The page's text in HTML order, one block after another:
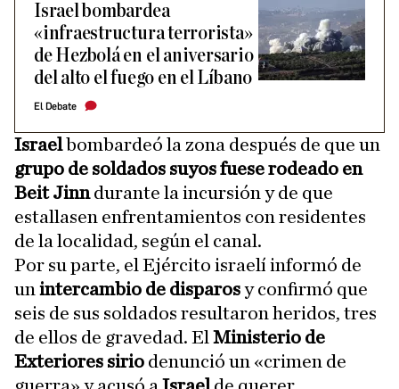
Israel bombardea
«infraestructura terrorista»
de Hezbolá en el aniversario
del alto el fuego en el Líbano
El Debate
Israelbombardeó la zona después de que un
grupo de soldados suyos fuese rodeado en
Beit Jinndurante la incursión y de que
estallasen enfrentamientos con residentes
de la localidad, según el canal.
Por su parte, el Ejército israelí informó de
un intercambio de disparosy confirmó que
seis de sus soldados resultaron heridos, tres
de ellos de gravedad. El Ministerio de
Exteriores sirio denunció un «crimen de